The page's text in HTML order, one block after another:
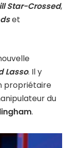
Star-Crossed,
et
Lasso. Il y
propriétaire
du
.